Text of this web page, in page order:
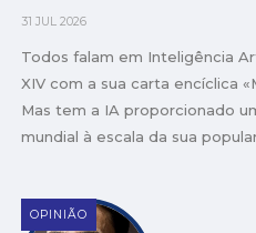
31 JUL 2026
Todos falam em Inteligência
XIV com a sua carta encíclica
Mas tem a IA proporcionado
mundial à escala da sua
OPINIÃO